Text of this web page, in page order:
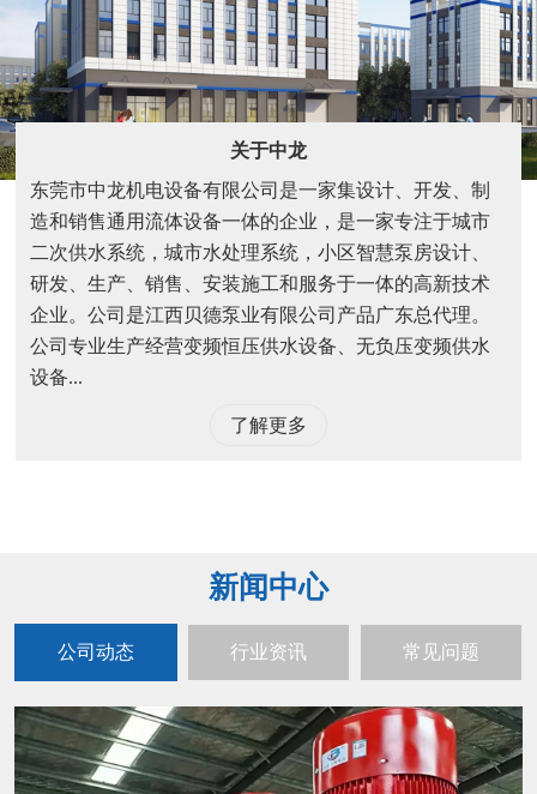
关于中龙
东莞市中龙机电设备有限公司是一家集设计、开发、制
造和销售通用流体设备一体的企业，是一家专注于城市
二次供水系统，城市水处理系统，小区智慧泵房设计、
研发、生产、销售、安装施工和服务于一体的高新技术
企业。公司是江西贝德泵业有限公司产品广东总代理。
公司专业生产经营变频恒压供水设备、无负压变频供水
设备...
了解更多
新闻中心
公司动态 行业资讯 常见问题